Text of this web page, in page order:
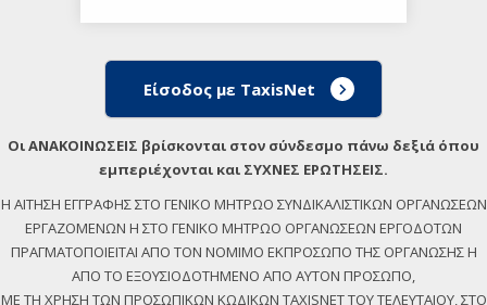
Είσοδος με TaxisNet
Οι ΑΝΑΚΟΙΝΩΣΕΙΣ βρίσκονται στον σύνδεσμο πάνω δεξιά όπου
εμπεριέχονται και ΣΥΧΝΕΣ ΕΡΩΤΗΣΕΙΣ.
Η ΑΙΤΗΣΗ ΕΓΓΡΑΦΗΣ ΣΤΟ ΓΕΝΙΚΟ ΜΗΤΡΩΟ ΣΥΝΔΙΚΑΛΙΣΤΙΚΩΝ ΟΡΓΑΝΩΣΕΩΝ
ΕΡΓΑΖΟΜΕΝΩΝ Η ΣΤΟ ΓΕΝΙΚΟ ΜΗΤΡΩΟ ΟΡΓΑΝΩΣΕΩΝ ΕΡΓΟΔΟΤΩΝ
ΠΡΑΓΜΑΤΟΠΟΙΕΙΤΑΙ ΑΠΟ ΤΟΝ ΝΟΜΙΜΟ ΕΚΠΡΟΣΩΠΟ ΤΗΣ ΟΡΓΑΝΩΣΗΣ Η
ΑΠΟ ΤΟ ΕΞΟΥΣΙΟΔΟΤΗΜΕΝΟ ΑΠΟ ΑΥΤΟΝ ΠΡΟΣΩΠΟ,
ΜΕ ΤΗ ΧΡΗΣΗ ΤΩΝ ΠΡΟΣΩΠΙΚΩΝ ΚΩΔΙΚΩΝ TAXISNET ΤΟΥ ΤΕΛΕΥΤΑΙΟΥ, ΣΤΟ